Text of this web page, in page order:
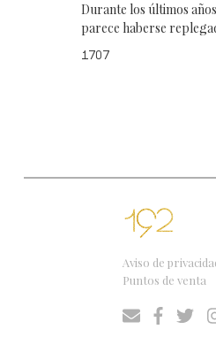
Durante los últimos
parece haberse
1707
Aviso de
Puntos de venta